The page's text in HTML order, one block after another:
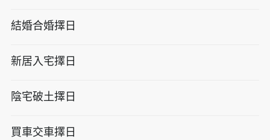
結婚合婚擇日
新居入宅擇日
陰宅破土擇日
買車交車擇日